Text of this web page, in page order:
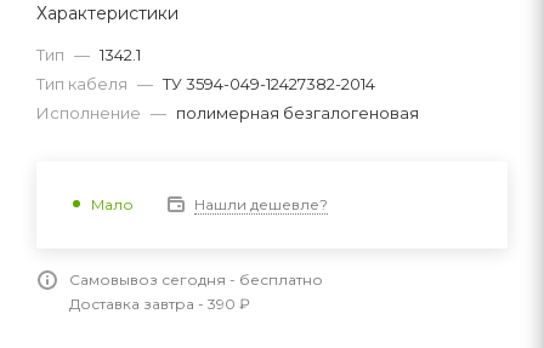
Характеристики
Тип — 1342.1
Тип кабеля — ТУ 3594-049-12427382-2014
Исполнение — полимерная безгалогеновая
Мало Нашли дешевле?
Самовывоз сегодня - бесплатно
Доставка завтра - 390 ₽